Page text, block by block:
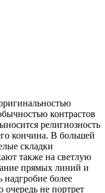
контрастов
религиозность
кончина. В большей
складки
также на светлую
прямых линий и
надгробие более
не портрет